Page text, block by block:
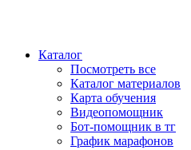
Каталог
Посмотреть все
Каталог материалов
Карта обучения
Видеопомощник
Бот-помощник в тг
График марафонов